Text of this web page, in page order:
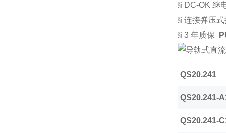
§ DC-OK 继
§ 连接弹压
§ 3 年质保
QS20.241
QS20.241-
QS20.241-